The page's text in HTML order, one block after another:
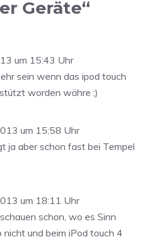
Geräte“
um 15:43 Uhr
sein wenn das ipod touch
worden währe ;)
um 15:58 Uhr
ja aber schon fast bei Tempel
um 18:11 Uhr
schon, wo es Sinn
und beim iPod touch 4